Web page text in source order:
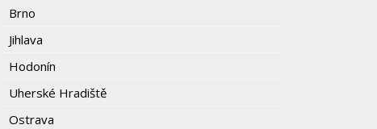
Brno
Jihlava
Hodonín
Uherské Hradiště
Ostrava